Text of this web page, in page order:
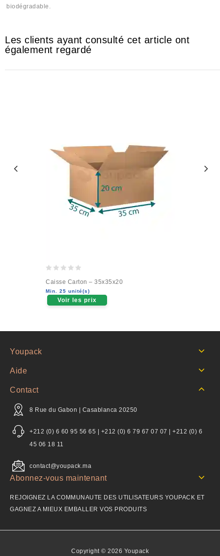
biodégradable.
Les clients ayant consulté cet article ont
également regardé
out
of
5
Caisse Carton – 35x35x20
Min. 25 unité(s)
Voir les prix
Youpack
Aide
Contact
8 Rue du Gabon | Casablanca 20250
+212 (0) 6 60 95 56 65 | +212 (0) 6 79 67 07 07 | +212 (0) 6
45 06 18 11
contact@youpack.ma
Abonnez-vous maintenant
REJOIGNEZ LA COMMUNAUTE DES UTILISATEURS YOUPACK ET
GAGNEZ A MIEUX EMBALLER VOS PRODUITS
Copyright © 2026 Youpack